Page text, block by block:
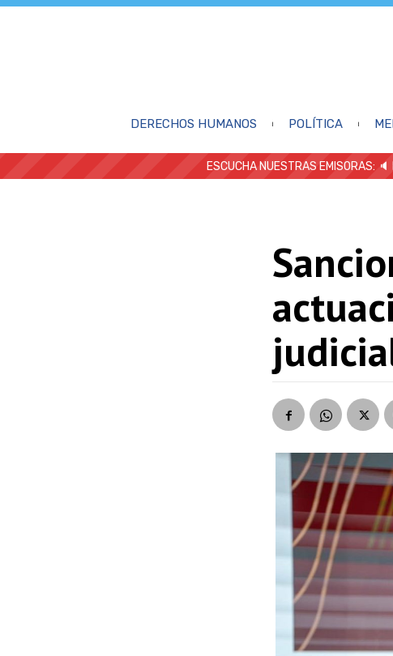
DERECHOS HUMANOS POLÍTICA
ESCUCHA NUESTRAS EMISORAS: 🔈